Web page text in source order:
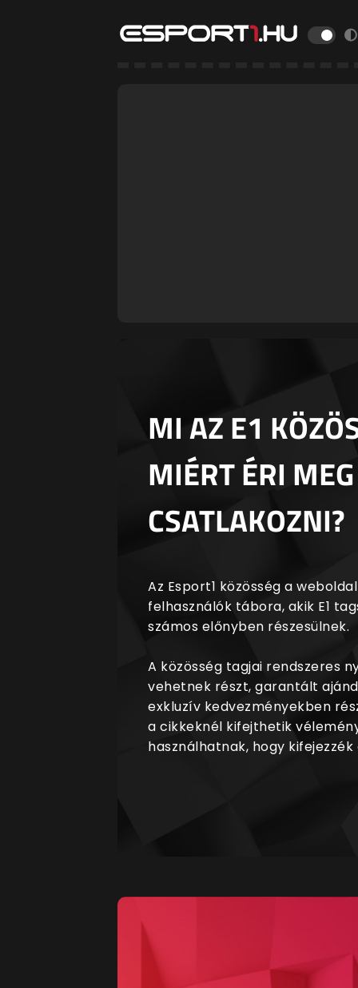
MI AZ E1
MIÉRT ÉRI MEG
CSATLAKOZNI?
Az Esport1 közösség a
felhasználók tábora, akik E1
számos előnyben részesülnek.
A közösség tagjai rendszeres
vehetnek részt, garantált
exkluzív kedvezményekben
a cikkeknél kifejthetik
használhatnak, hogy